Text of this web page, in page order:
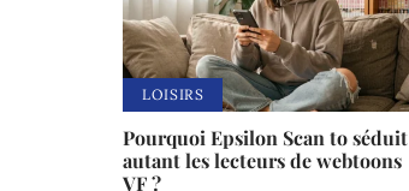
LOISIRS
Pourquoi Epsilon Scan to séduit
autant les lecteurs de webtoons
VF ?